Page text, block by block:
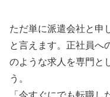
ただ単に派遣会社と申
と言えます。正社員へ
のような求人を専門と
う。